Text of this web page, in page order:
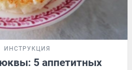
ИНСТРУКЦИЯ
5 аппетитных